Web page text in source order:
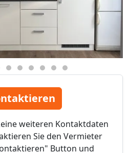
weiteren Kontaktdaten
Sie den Vermieter
Button und